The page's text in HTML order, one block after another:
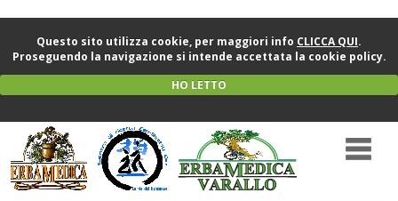
Questo sito utilizza cookie, per maggiori info CLICCA QUI.
Proseguendo la navigazione si intende accettata la cookie policy.
HO LETTO